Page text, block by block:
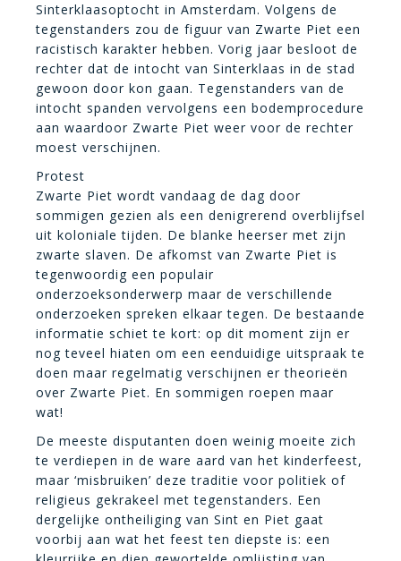
Sinterklaasoptocht in Amsterdam. Volgens de
tegenstanders zou de figuur van Zwarte Piet een
racistisch karakter hebben. Vorig jaar besloot de
rechter dat de intocht van Sinterklaas in de stad
gewoon door kon gaan. Tegenstanders van de
intocht spanden vervolgens een bodemprocedure
aan waardoor Zwarte Piet weer voor de rechter
moest verschijnen.
Protest
Zwarte Piet wordt vandaag de dag door
sommigen gezien als een denigrerend overblijfsel
uit koloniale tijden. De blanke heerser met zijn
zwarte slaven. De afkomst van Zwarte Piet is
tegenwoordig een populair
onderzoeksonderwerp maar de verschillende
onderzoeken spreken elkaar tegen. De bestaande
informatie schiet te kort: op dit moment zijn er
nog teveel hiaten om een eenduidige uitspraak te
doen maar regelmatig verschijnen er theorieën
over Zwarte Piet. En sommigen roepen maar
wat!
De meeste disputanten doen weinig moeite zich
te verdiepen in de ware aard van het kinderfeest,
maar ‘misbruiken’ deze traditie voor politiek of
religieus gekrakeel met tegenstanders. Een
dergelijke ontheiliging van Sint en Piet gaat
voorbij aan wat het feest ten diepste is: een